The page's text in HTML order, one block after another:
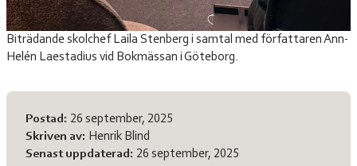
Biträdande skolchef Laila Stenberg i samtal med författaren Ann-
Helén Laestadius vid Bokmässan i Göteborg.
Meta-information
Postad: 26 september, 2025
Skriven av: Henrik Blind
Senast uppdaterad: 26 september, 2025